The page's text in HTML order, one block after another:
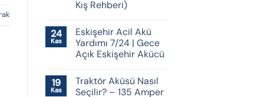
Kış Rehberi)
24
Kas
Eskişehir Acil Akü
Yardımı 7/24 | Gece
Açık Eskişehir Akücü
19
Kas
Traktör Aküsü Nasıl
Seçilir? – 135 Amper